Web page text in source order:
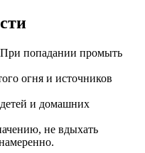
При попадании промыть
огня и источников
и домашних
не вдыхать